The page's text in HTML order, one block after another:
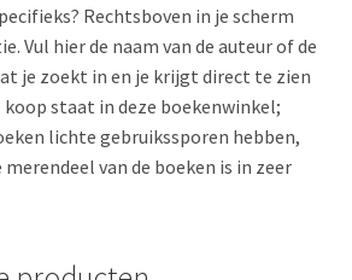
Rechtsboven in je scherm
Vul hier de naam van de auteur of de
je zoekt in en je krijgt direct te zien
staat in deze boekenwinkel;
lichte gebruikssporen hebben,
van de boeken is in zeer